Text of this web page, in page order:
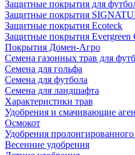
Защитные покрытия для
Защитные покрытия
Защитные покрытия Ecoteck
Защитные покрытия Evergreen
Покрытия Домен-Агро
Семена газонных трав для
Семена для гольфа
Семена для футбола
Семена для ландшафта
Характеристики трав
Удобрения и смачивающие
Осмокот
Удобрения
Весенние удобрения